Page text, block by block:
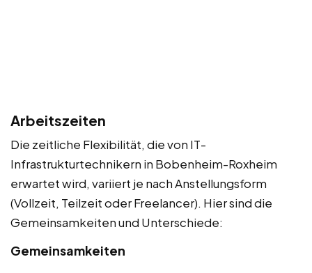
Arbeitszeiten
Die zeitliche Flexibilität, die von IT-
Infrastrukturtechnikern in Bobenheim-Roxheim
erwartet wird, variiert je nach Anstellungsform
(Vollzeit, Teilzeit oder Freelancer). Hier sind die
Gemeinsamkeiten und Unterschiede:
Gemeinsamkeiten